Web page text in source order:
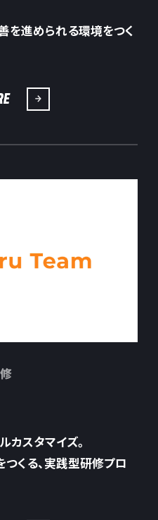
を進められる環境をつく
カスタマイズ。
くる、実践型研修プロ